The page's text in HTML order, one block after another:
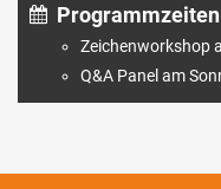
Programmzeiten
Zeichenworkshop
Q&A Panel am